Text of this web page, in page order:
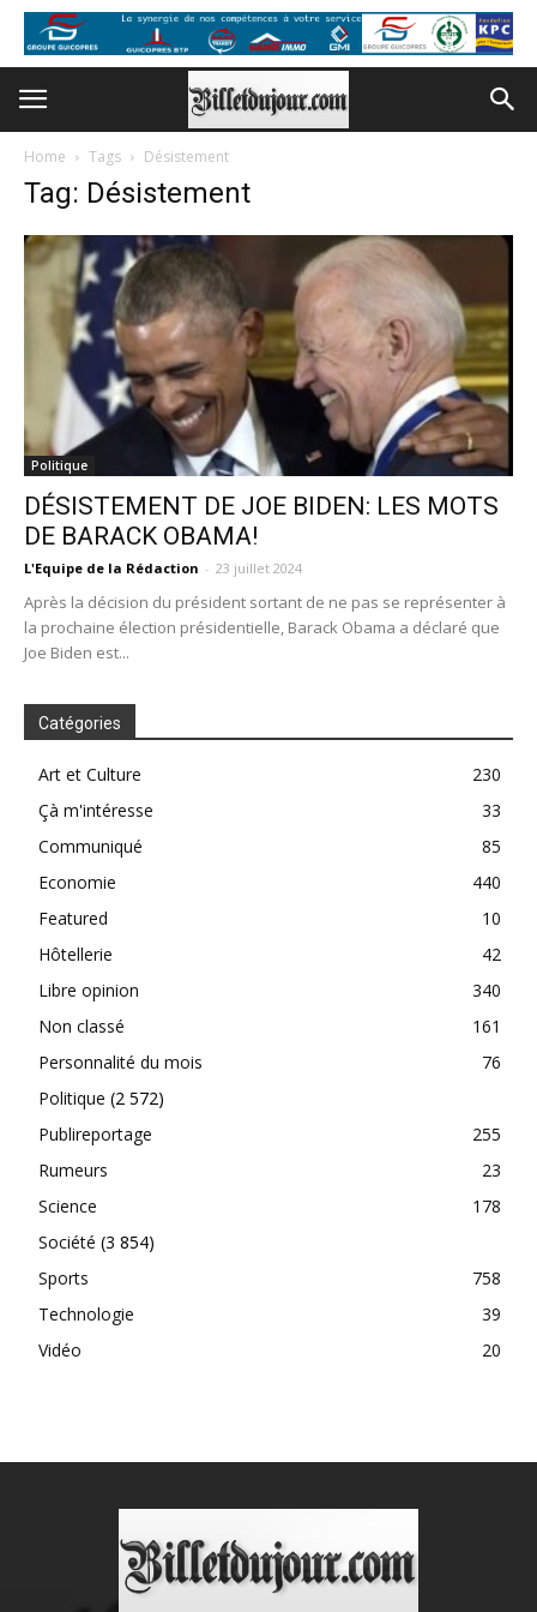
Home Tags Désistement
Tag: Désistement
Politique
DÉSISTEMENT DE JOE BIDEN: LES MOTS
DE BARACK OBAMA!
L'Equipe de la Rédaction - 23 juillet 2024
Après la décision du président sortant de ne pas se représenter à
la prochaine élection présidentielle, Barack Obama a déclaré que
Joe Biden est...
Catégories
Art et Culture
230
Çà m'intéresse
33
Communiqué
85
Economie
440
Featured
10
Hôtellerie
42
Libre opinion
340
Non classé
161
Personnalité du mois
76
Politique (2 572)
Publireportage
255
Rumeurs
23
Science
178
Société (3 854)
Sports
758
Technologie
39
Vidéo
20